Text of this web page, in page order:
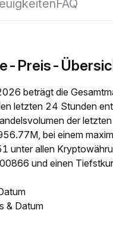
FAQ
Preis-
beträgt die
letzten 24 Stunden
der
bei einem
unter allen
und einen
& Datum